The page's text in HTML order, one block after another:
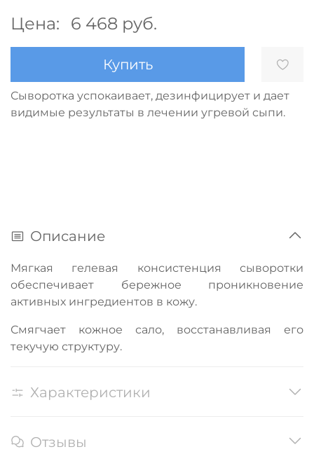
Цена: 6 468 руб.
Купить
Сыворотка успокаивает, дезинфицирует и дает
видимые результаты в лечении угревой сыпи.
Описание
Мягкая гелевая консистенция сыворотки
обеспечивает бережное проникновение
активных ингредиентов в кожу.
Смягчает кожное сало, восстанавливая его
текучую структуру.
Характеристики
Отзывы